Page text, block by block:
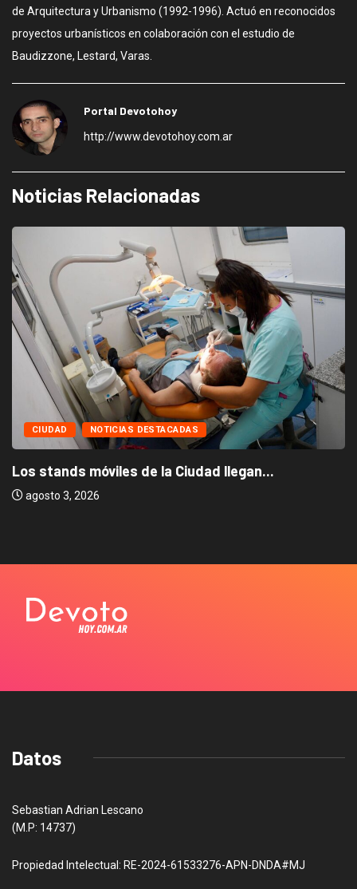
de Arquitectura y Urbanismo (1992-1996). Actuó en reconocidos
proyectos urbanísticos en colaboración con el estudio de
Baudizzone, Lestard, Varas.
Portal Devotohoy
http://www.devotohoy.com.ar
Noticias Relacionadas
CIUDAD NOTICIAS DESTACADAS
Los stands móviles de la Ciudad llegan...
agosto 3, 2026
Datos
Sebastian Adrian Lescano
(M.P: 14737)
Propiedad Intelectual: RE-2024-61533276-APN-DNDA#MJ